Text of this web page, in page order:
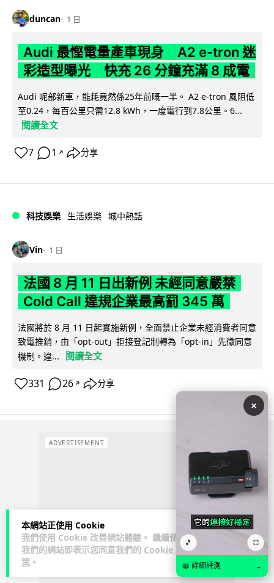
本網站正使用 Cookie
我們使用 Cookie 改善網站體驗。 繼續使用
我們的網站即表示您同意我們的 Cookie 政
策 。
duncan 1 日
Audi 最慳電量產車現身 A2 e-tron 迷
彩造型曝光 快充 26 分鐘充滿 8 成電
Audi 呢部新車，能耗竟然係25年前嘅一半。 A2 e-tron 風阻低
至0.24，每百公里只需12.8 kWh，一度電行到7.8公里。6...
閱讀全文
7 1 ↗ 分享
科技娛樂 生活娛樂 城中熱話
Vin 1 日
法國 8 月 11 日出新例 未經同意嚴禁
Cold Call 違規企業最高罰 345 萬
法國將於 8 月 11 日起實施新例，全面禁止企業未經消費者同意
致電推銷，由「opt-out」拒接登記制轉為「opt-in」先徵同意
機制。違...
閱讀全文
331 26 ↗ 分享
ADVERTISEMENT
×
🎵 ⛶
📖 詳細評測 →